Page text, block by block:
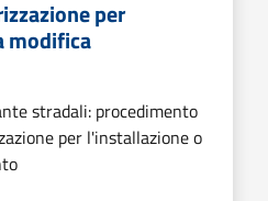
per
modifica
stradali: procedimento
per l'installazione o